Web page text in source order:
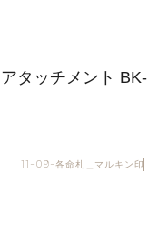
タッチメント BK-
11-09-各命札＿マルキン印